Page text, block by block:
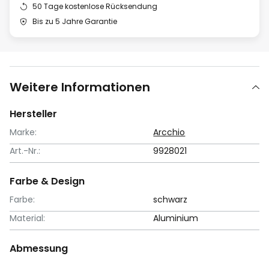
50 Tage kostenlose Rücksendung
Bis zu 5 Jahre Garantie
Weitere Informationen
Hersteller
Marke:
Arcchio
Art.-Nr.:
9928021
Farbe & Design
Farbe:
schwarz
Material:
Aluminium
Abmessung